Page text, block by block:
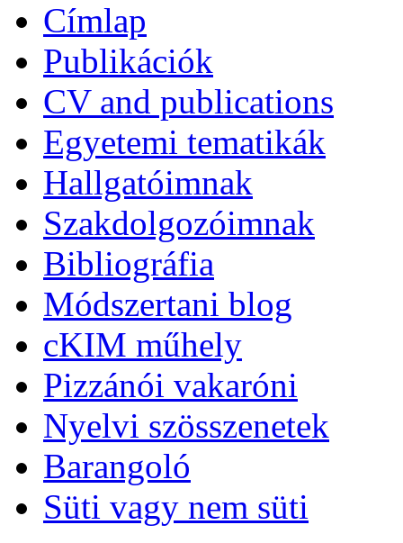
Címlap
Publikációk
CV and publications
Egyetemi tematikák
Hallgatóimnak
Szakdolgozóimnak
Bibliográfia
Módszertani blog
cKIM műhely
Pizzánói vakaróni
Nyelvi szösszenetek
Barangoló
Süti vagy nem süti